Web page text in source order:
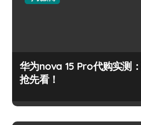
华为nova 15 Pro代购实测
抢先看！